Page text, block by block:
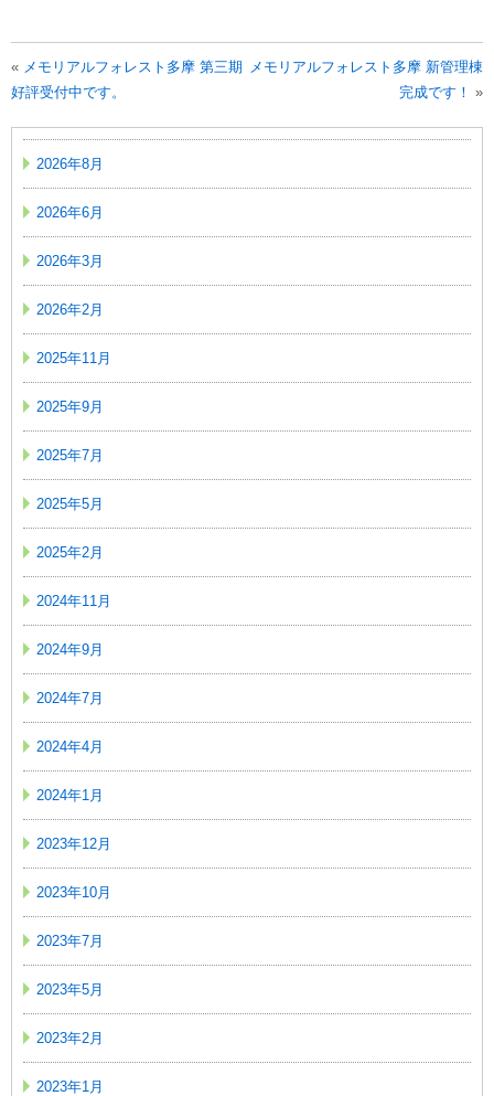
« メモリアルフォレスト多摩 第三期
好評受付中です。
メモリアルフォレスト多摩 新管理棟
完成です！ »
2026年8月
2026年6月
2026年3月
2026年2月
2025年11月
2025年9月
2025年7月
2025年5月
2025年2月
2024年11月
2024年9月
2024年7月
2024年4月
2024年1月
2023年12月
2023年10月
2023年7月
2023年5月
2023年2月
2023年1月